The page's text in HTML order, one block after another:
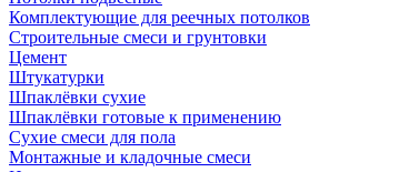
Комплектующие для реечных потолков
Строительные смеси и грунтовки
Цемент
Штукатурки
Шпаклёвки сухие
Шпаклёвки готовые к применению
Сухие смеси для пола
Монтажные и кладочные смеси